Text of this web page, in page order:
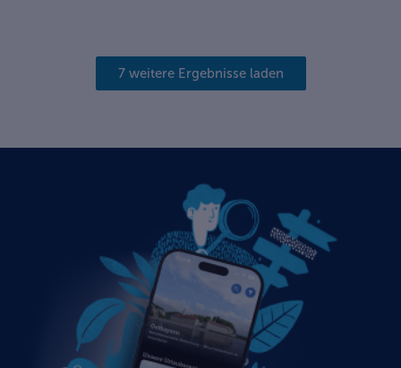
7 weitere Ergebnisse laden